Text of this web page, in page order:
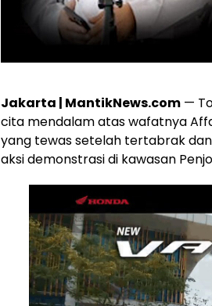
Jakarta | MantikNews.com —
cita mendalam atas wafatnya
yang tewas setelah tertabrak
aksi demonstrasi di kawasan